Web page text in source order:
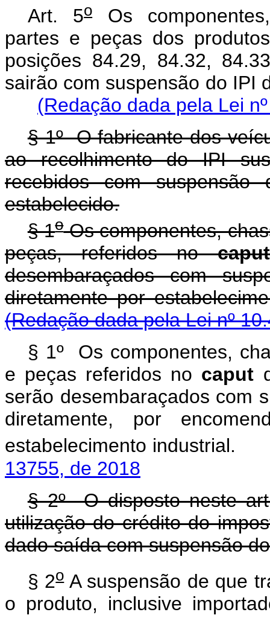
Art. 5oOs
partes e peças dos
posições 84.29, 84.32,
sairão com suspensão do
(Redação dada pela Lei
§ 1º O fabricante dos
ao recolhimento do IPI
recebidos com
estabelecido.
§ 1oOs componentes,
peças, referidos nocaput
desembaraçados com
diretamente por
(Redação dada pela Lei nº
§ 1º Os componentes,
e peças referidos no caput
serão desembaraçados com
diretamente, por
estabelecimento industrial.
13755, de 2018
§ 2º O disposto neste
utilização do crédito do
dado saída com suspensão
§ 2oA suspensão de que
o produto, inclusive